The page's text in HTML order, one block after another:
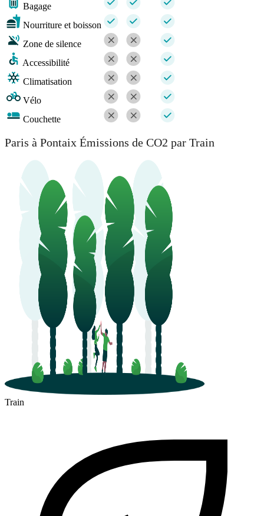
Bagage
Nourriture et boisson
Zone de silence
Accessibilité
Climatisation
Vélo
Couchette
Paris à Pontaix Émissions de CO2 par Train
Train